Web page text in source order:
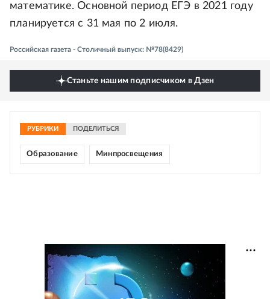
математике. Основной период ЕГЭ в 2021 году
планируется с 31 мая по 2 июля.
Российская газета - Столичный выпуск: №78(8429)
Станьте нашим подписчиком в Дзен
РУБРИКИ ПОДЕЛИТЬСЯ
Образование Минпросвещения